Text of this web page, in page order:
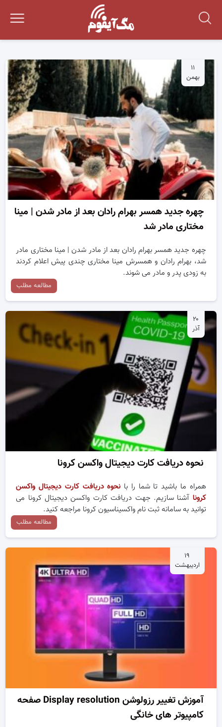
۱۱
بهمن
چهره جدید همسر بهرام رادان بعد از مادر شدن | مینا
مختاری مادر شد
چهره جدید همسر بهرام رادان بعد از مادر شدن | مینا مختاری مادر
شد، بهرام رادان و همسرش مینا مختاری چندی پیش اعلام کردند
به زودی پدر و مادر می شوند.
مطالعه مطلب
۲۰
آذر
نحوه دریافت کارت دیجیتال واکسن کرونا
همراه ما باشید تا شما را با نحوه دریافت کارت دیجیتال واکسن
کرونا آشنا سازیم. جهت دریافت کارت واکسن دیجیتال کرونا می
توانید به سامانه ثبت نام واکسیناسیون کرونا مراجعه کنید.
مطالعه مطلب
۱۹
اردیبهشت
آموزش تغییر رزولوشن Display resolution صفحه
کامپیوتر های خانگی